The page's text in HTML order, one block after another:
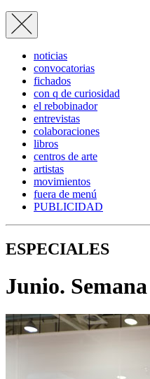
noticias
convocatorias
fichados
con q de curiosidad
el rebobinador
entrevistas
colaboraciones
libros
centros de arte
artistas
movimientos
fuera de menú
PUBLICIDAD
ESPECIALES
Junio.